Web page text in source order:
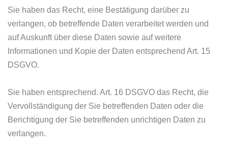
Sie haben das Recht, eine Bestätigung darüber zu
verlangen, ob betreffende Daten verarbeitet werden und
auf Auskunft über diese Daten sowie auf weitere
Informationen und Kopie der Daten entsprechend Art. 15
DSGVO.
Sie haben entsprechend. Art. 16 DSGVO das Recht, die
Vervollständigung der Sie betreffenden Daten oder die
Berichtigung der Sie betreffenden unrichtigen Daten zu
verlangen.